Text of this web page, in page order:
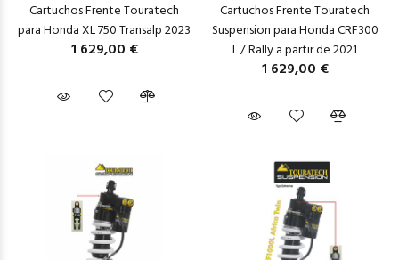
Cartuchos Frente Touratech
para Honda XL 750 Transalp 2023
1 629,00 €
Cartuchos Frente Touratech
Suspension para Honda CRF300
L / Rally a partir de 2021
1 629,00 €